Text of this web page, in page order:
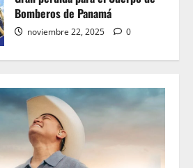
Bomberos de Panamá
noviembre 22, 2025 0